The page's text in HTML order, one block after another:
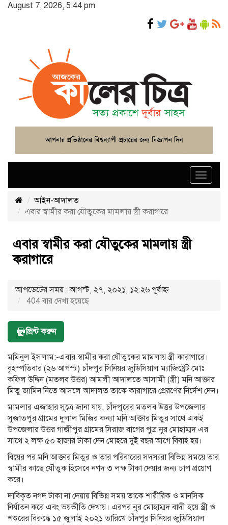
August 7, 2026, 5:44 pm
Toggle
আইন-আদালত
এবার স্বামীর করা যৌতুকের মামলায় স্ত্রী করাগারে
এবার স্বামীর করা যৌতুকের মামলায় স্ত্রী
করাগারে
আপডেটের সময় : আগস্ট, ২৭, ২০২১, ১২:২৬ পূর্বাহ্ণ
404 বার দেখা হয়েছে
প্রিন্ট করুন
মমিনুল ইসলাম:-এবার স্বামীর করা যৌতুকের মামলায় স্ত্রী কারাগারে।
বৃহস্পতিবার (২৬ আগস্ট) চাঁদপুর সিনিয়র জুডিসিয়াল ম্যাজিষ্ট্রেট মোঃ
কফিল উদ্দিন (মতলব উত্তর) আমলী আদালতে আসামী (স্ত্রী) মনি আক্তার
মিতু জামিন নিতে আসলে আদালত তাকে কারাগারে প্রেরণের নির্দেশ দেন।
মামলার এজাহার সূত্রে জানা যায়, চাঁদপুরের মতলব উত্তর উপজেলার
সুজাতপুর গ্রামের দুলাল মিজির কন্যা মনি আক্তার মিতুর সাথে একই
উপজেলার উত্তর গাজীপুর গ্রামের সিরাজ বাগের পুত্র নুর মোহাম্মদ এর
সাথে ২ লক্ষ ৫০ হাজার টাকা দেন মোহরে দুই বছর আগে বিবাহ হয়।
বিয়ের পর মনি আক্তার মিতুর ও তার পরিবারের সদস্যরা বিভিন্ন সময়ে তার
স্বামীর কাছে যৌতুক হিসেবে নগদ ৩ লক্ষ টাকা দেয়ার জন্য চাপ প্রয়োগ
করে।
দাবিকৃত নগদ টাকা না দেয়ায় বিভিন্ন সময় তাকে শারীরিক ও মানসিক
নির্যাতন করে এবং ভয়ভীতি দেখায়। এরপর নুর মোহাম্মদ বাদী হয়ে স্ত্রী ও
শশুরের বিরুদ্ধে ১৫ জুলাই ২০২১ তারিখে চাঁদপুর সিনিয়র জুডিসিয়াল